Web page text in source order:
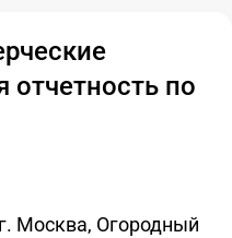
отчетность по
Москва, Огородный